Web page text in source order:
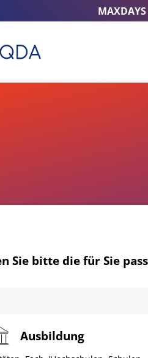
MAXDAYS
Sie bitte die für Sie
Ausbildung